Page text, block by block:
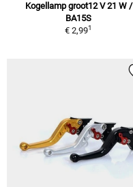
Kogellamp groot12 V 21 W /
BA15S
€ 2,991